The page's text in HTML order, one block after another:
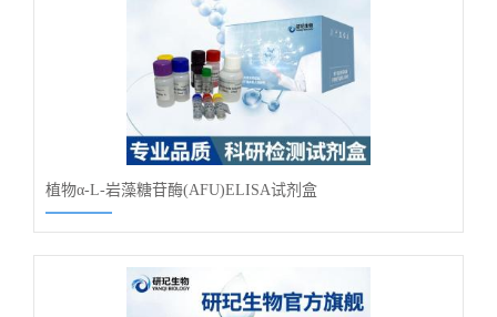
植物α-L-岩藻糖苷酶(AFU)ELISA试剂盒